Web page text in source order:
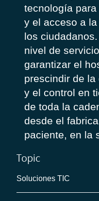
tecnología
y el acceso a
los
nivel de
garantizar el
prescindir de
y el control en
de toda la
desde el
paciente, en la
Topic
Soluciones TIC